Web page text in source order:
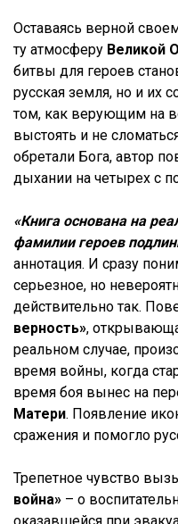
Оставаясь верной
ту атмосферу Великой
битвы для героев
русская земля, но и их
том, как верующим на
выстоять и не
обретали Бога, автор
дыхании на четырех с
«Книга основана на
фамилии героев
аннотация. И сразу
серьезное, но
действительно так.
верность»,
реальном случае,
время войны, когда
время боя вынес на
Матери. Появление
сражения и помогло
Трепетное чувство
война» – о